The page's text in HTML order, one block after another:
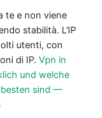
te e non viene
stabilità. L’IP
utenti, con
di IP. Vpn in
und welche
sind —